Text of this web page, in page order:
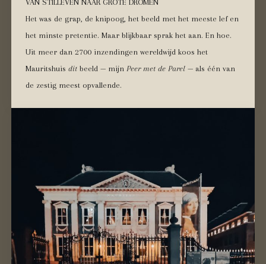
VAN STILLEVEN NAAR GROTE DROMEN
Het was de grap, de knipoog, het beeld met het meeste lef en
het minste pretentie. Maar blijkbaar sprak het aan. En hoe.
Uit meer dan 2700 inzendingen wereldwijd koos het
Mauritshuis dit beeld — mijn Peer met de Parel — als één van
de zestig meest opvallende.